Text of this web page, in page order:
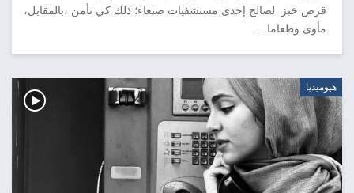
قرص خبز لصالح إحدى مستشفيات صنعاء؛ ذلك كي تأمن ،بالمقابل،
مأوى وطعاما…
هيوميديا